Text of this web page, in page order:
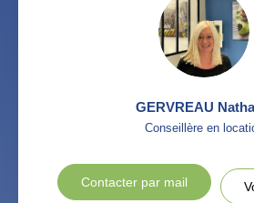
GERVREAU
Conseillère en
Contacter par mail